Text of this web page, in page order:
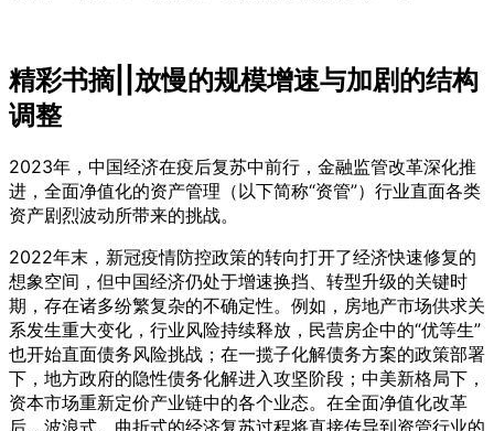
精彩书摘|
放慢的规模增速与加剧的结构
调整
2023年，中国经济在疫后复苏中前行，金融监管改革深化推
进，全面净值化的资产管理（以下简称“资管”）行业直面各类
资产剧烈波动所带来的挑战。
2022年末，新冠疫情防控政策的转向打开了经济快速修复的
想象空间，但中国经济仍处于增速换挡、转型升级的关键时
期，存在诸多纷繁复杂的不确定性。例如，房地产市场供求关
系发生重大变化，行业风险持续释放，民营房企中的“优等生”
也开始直面债务风险挑战；在一揽子化解债务方案的政策部署
下，地方政府的隐性债务化解进入攻坚阶段；中美新格局下，
资本市场重新定价产业链中的各个业态。在全面净值化改革
后，波浪式、曲折式的经济复苏过程将直接传导到资管行业的